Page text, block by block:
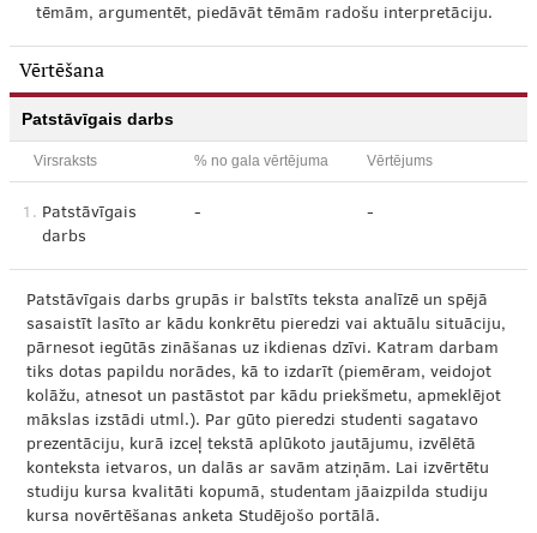
tēmām, argumentēt, piedāvāt tēmām radošu interpretāciju.
Vērtēšana
Patstāvīgais darbs
Virsraksts % no gala vērtējuma Vērtējums
1. Patstāvīgais
darbs
- -
Patstāvīgais darbs grupās ir balstīts teksta analīzē un spējā
sasaistīt lasīto ar kādu konkrētu pieredzi vai aktuālu situāciju,
pārnesot iegūtās zināšanas uz ikdienas dzīvi. Katram darbam
tiks dotas papildu norādes, kā to izdarīt (piemēram, veidojot
kolāžu, atnesot un pastāstot par kādu priekšmetu, apmeklējot
mākslas izstādi utml.). Par gūto pieredzi studenti sagatavo
prezentāciju, kurā izceļ tekstā aplūkoto jautājumu, izvēlētā
konteksta ietvaros, un dalās ar savām atziņām. Lai izvērtētu
studiju kursa kvalitāti kopumā, studentam jāaizpilda studiju
kursa novērtēšanas anketa Studējošo portālā.